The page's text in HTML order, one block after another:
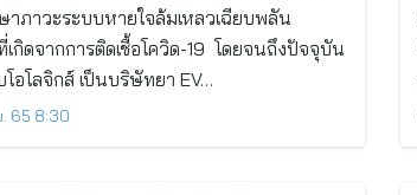
าภาวะระบบหายใจล้มเหลวเฉียบพลัน
เกิดจากการติดเชื้อโควิด-19 โดยจนถึงปัจจุบัน
โอโลจิกส์ เป็นบริษัทยา EV…
. 65 8:30